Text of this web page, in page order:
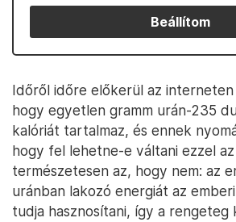
Beállítom
Időről időre előkerül az
hogy egyetlen gramm urán-235
kalóriát tartalmaz, és ennek
hogy fel lehetne-e váltani ezzel
természetesen az, hogy nem: az
uránban lakozó energiát az
tudja hasznosítani, így a rengeteg